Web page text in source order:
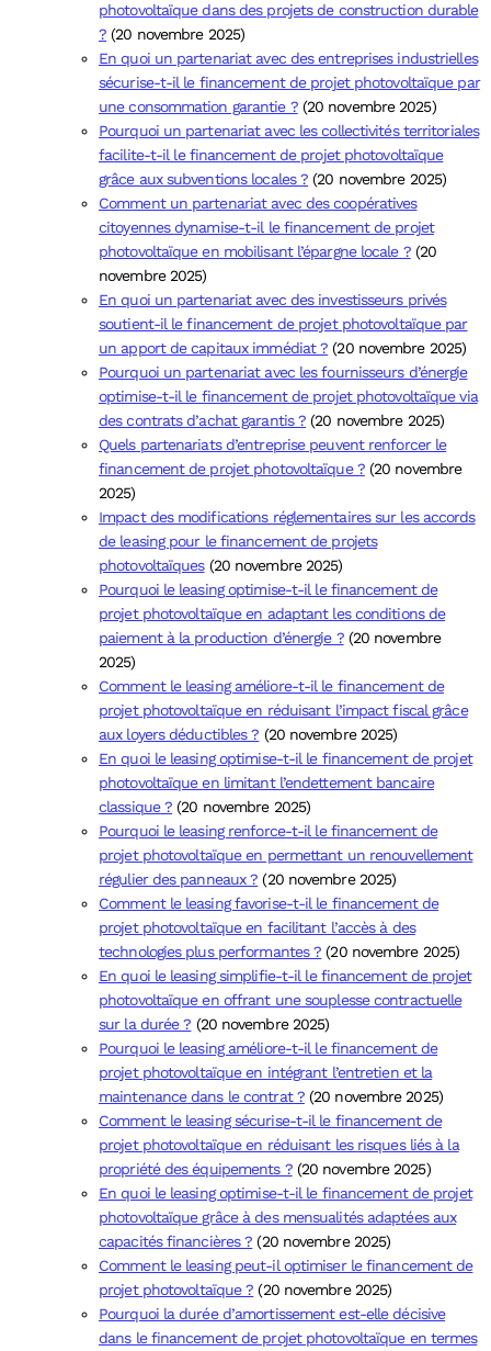
photovoltaïque dans des projets de construction durable
? (20 novembre 2025)
En quoi un partenariat avec des entreprises industrielles
sécurise-t-il le financement de projet photovoltaïque par
une consommation garantie ? (20 novembre 2025)
Pourquoi un partenariat avec les collectivités territoriales
facilite-t-il le financement de projet photovoltaïque
grâce aux subventions locales ? (20 novembre 2025)
Comment un partenariat avec des coopératives
citoyennes dynamise-t-il le financement de projet
photovoltaïque en mobilisant l’épargne locale ? (20
novembre 2025)
En quoi un partenariat avec des investisseurs privés
soutient-il le financement de projet photovoltaïque par
un apport de capitaux immédiat ? (20 novembre 2025)
Pourquoi un partenariat avec les fournisseurs d’énergie
optimise-t-il le financement de projet photovoltaïque via
des contrats d’achat garantis ? (20 novembre 2025)
Quels partenariats d’entreprise peuvent renforcer le
financement de projet photovoltaïque ? (20 novembre
2025)
Impact des modifications réglementaires sur les accords
de leasing pour le financement de projets
photovoltaïques (20 novembre 2025)
Pourquoi le leasing optimise-t-il le financement de
projet photovoltaïque en adaptant les conditions de
paiement à la production d’énergie ? (20 novembre
2025)
Comment le leasing améliore-t-il le financement de
projet photovoltaïque en réduisant l’impact fiscal grâce
aux loyers déductibles ? (20 novembre 2025)
En quoi le leasing optimise-t-il le financement de projet
photovoltaïque en limitant l’endettement bancaire
classique ? (20 novembre 2025)
Pourquoi le leasing renforce-t-il le financement de
projet photovoltaïque en permettant un renouvellement
régulier des panneaux ? (20 novembre 2025)
Comment le leasing favorise-t-il le financement de
projet photovoltaïque en facilitant l’accès à des
technologies plus performantes ? (20 novembre 2025)
En quoi le leasing simplifie-t-il le financement de projet
photovoltaïque en offrant une souplesse contractuelle
sur la durée ? (20 novembre 2025)
Pourquoi le leasing améliore-t-il le financement de
projet photovoltaïque en intégrant l’entretien et la
maintenance dans le contrat ? (20 novembre 2025)
Comment le leasing sécurise-t-il le financement de
projet photovoltaïque en réduisant les risques liés à la
propriété des équipements ? (20 novembre 2025)
En quoi le leasing optimise-t-il le financement de projet
photovoltaïque grâce à des mensualités adaptées aux
capacités financières ? (20 novembre 2025)
Comment le leasing peut-il optimiser le financement de
projet photovoltaïque ? (20 novembre 2025)
Pourquoi la durée d’amortissement est-elle décisive
dans le financement de projet photovoltaïque en termes